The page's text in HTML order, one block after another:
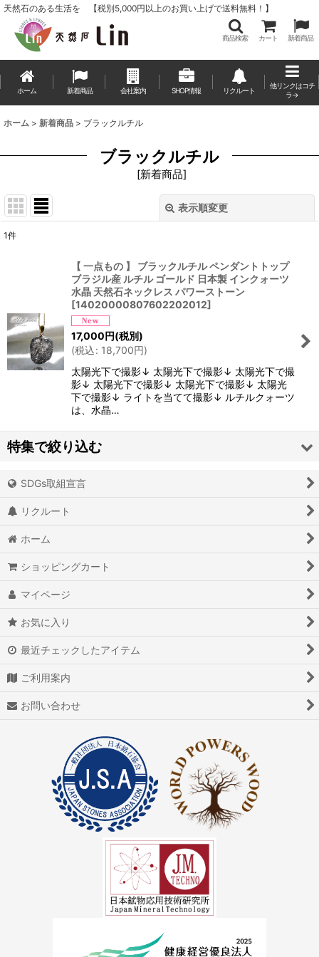
天然石のある生活を 【税別5,000円以上のお買い上げで送料無料！】
商品検索 カート 新着商品
ホーム 新着商品 会社案内 SHOP情報 リクルート
他リンクはコチ
ラ→
ホーム > 新着商品 > ブラックルチル
ブラックルチル
[新着商品]
表示順変更
1件
【 一点もの 】 ブラックルチル ペンダントトップ
ブラジル産 ルチル ゴールド 日本製 インクォーツ
水晶 天然石ネックレス パワーストーン
[14020000807602202012]
17,000円(税別)
(税込: 18,700円)
太陽光下で撮影↓ 太陽光下で撮影↓ 太陽光下で撮
影↓ 太陽光下で撮影↓ 太陽光下で撮影↓ 太陽光
下で撮影↓ ライトを当てて撮影↓ ルチルクォーツ
は、水晶…
特集で絞り込む
アイオライト
アイスクォーツ
アイリスクォーツ
アゼツライト
アフガナイト
アップルグリーンファントム
アベンチュリン
SDGs取組宣言
リクルート
ホーム
ショッピングカート
マイページ
お気に入り
最近チェックしたアイテム
ご利用案内
お問い合わせ